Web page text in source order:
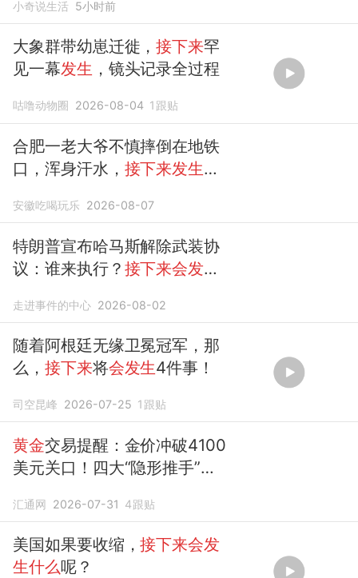
小奇说生活 5小时前
大象群带幼崽迁徙，接下来罕
见一幕发生 ，镜头记录全过程
咕噜动物圈 2026-08-04 1 跟贴
合肥一老大爷不慎摔倒在地铁
口，浑身汗水， 接下来发生的
安徽吃喝玩乐 2026-08-07
特朗普宣布哈马斯解除武装协
议：谁来执行？ 接下来会发生
走进事件的中心 2026-08-02
随着阿根廷无缘卫冕冠军，那
么，接下来将会发生4件事！
司空昆峰 2026-07-25 1 跟贴
黄金交易提醒：金价冲破4100
美元关口！四大“隐形推手”浮
汇通网 2026-07-31 4跟贴
美国如果要收缩，接下来会发
生什么呢？